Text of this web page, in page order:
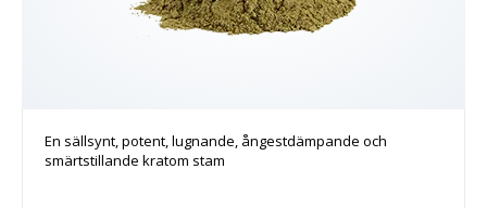
En sällsynt, potent, lugnande, ångestdämpande och
smärtstillande kratom stam